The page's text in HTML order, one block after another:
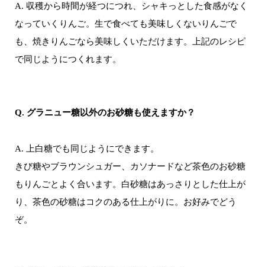
A. 収穫から時間が経つにつれ、シャキっとした食感がなく
なっていくりんご。生で食べても美味しくないりんごで
も、焼きりんごなら美味しくいただけます。上記のレシピ
で同じようにつくれます。
Q. グラニュー糖以外のお砂糖も使えますか？
A. 上白糖でも同じようにできます。
きび糖やブラウンシュガー、カソナードなど茶色のお砂糖
もりんごとよく合います。白砂糖はあっさりとした仕上が
り、茶色の砂糖はコクのある仕上がりに。お好みでどう
ぞ。